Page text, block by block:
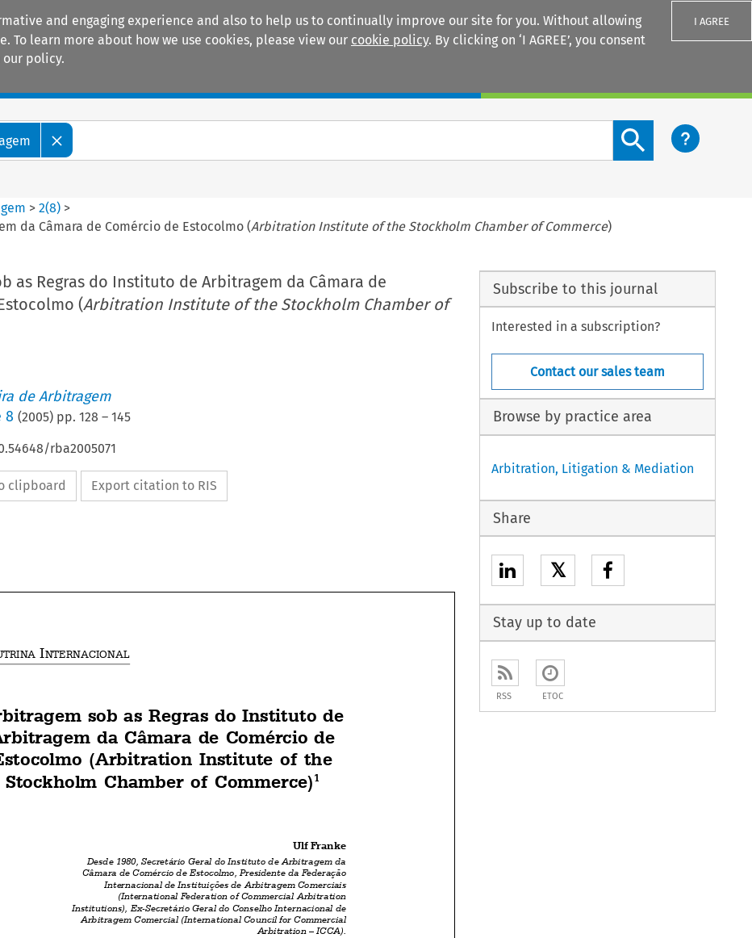
and engaging experience and also to help us to continually improve our site for you. Without allowing
learn more about how we use cookies, please view our cookie policy. By clicking on ‘I AGREE’, you consent
policy.
I AGREE
Search content button
>2(8) >
da Câmara de Comércio de Estocolmo (Arbitration Institute of the Stockholm Chamber of Commerce)
as Regras do Instituto de Arbitragem da Câmara de
(Arbitration Institute of the Stockholm Chamber of
de Arbitragem
8 (2005) pp. 128 – 145
rba2005071
clipboard Export citation to RIS
  












DOUTRINA INTERNACIONAL
Arbitragem sob as Regras do Instituto de
Ulf Franke
Desde 1980, Secretário Geral do Instituto de Arbitragem da
Câmara de Comércio de Estocolmo, Presidente da Federação
Internacional de Instituições de Arbitragem Comerciais
(International Federation of Commercial Arbitration
Institutions), Ex-Secretário Geral do Conselho Internacional de
Arbitragem Comercial (International Council for Commercial
Subscribe to this journal
Interested in a subscription?
Contact our sales team
Browse by practice area
Arbitration, Litigation & Mediation
Share
𝕏
Stay up to date
RSS ETOC